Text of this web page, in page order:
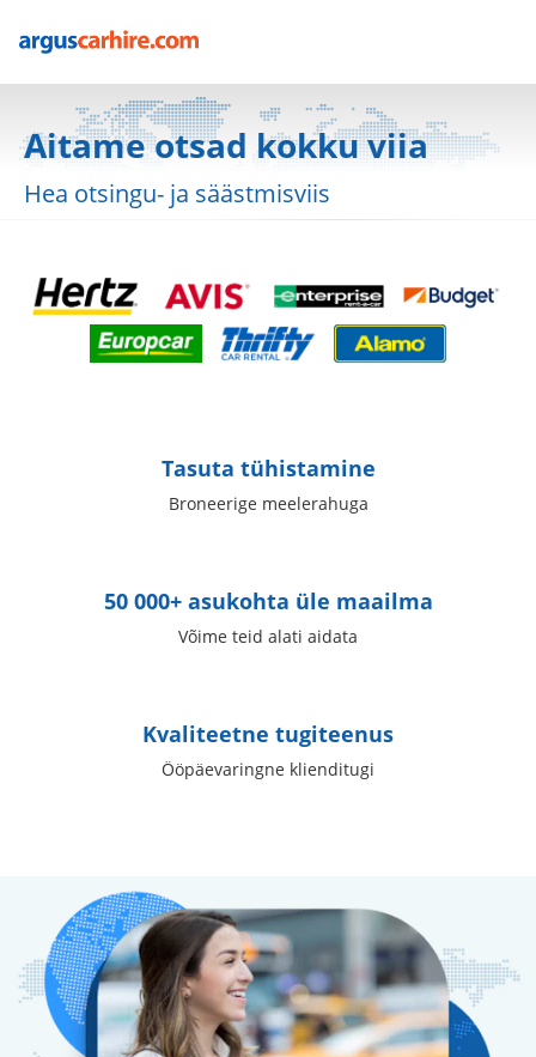
Aitame otsad kokku viia
Hea otsingu- ja säästmisviis
Tasuta tühistamine
Broneerige meelerahuga
50 000+ asukohta üle maailma
Võime teid alati aidata
Kvaliteetne tugiteenus
Ööpäevaringne klienditugi